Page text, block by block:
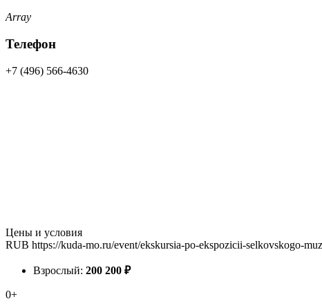
Array
Телефон
+7 (496) 566-4630
Цены и условия
RUB https://kuda-mo.ru/event/ekskursia-po-ekspozicii-selkovskogo-
Взрослый: 200 200 ₽
0+